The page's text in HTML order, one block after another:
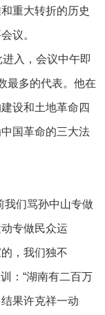
重大转折的历史
议。
入，会议中午即
最多的代表。他在
设和土地革命四
国革命的三大法
我们骂孙中山专做
专做民众运
，我们独不
：“湖南有二百万
果许克祥一动